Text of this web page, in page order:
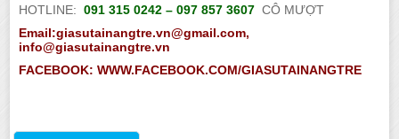
HOTLINE:091 315 0242 – 097 857 3607 CÔ MƯỢT
Email:giasutainangtre.vn@gmail.com,
info@giasutainangtre.vn
FACEBOOK: WWW.FACEBOOK.COM/GIASUTAINANGTRE